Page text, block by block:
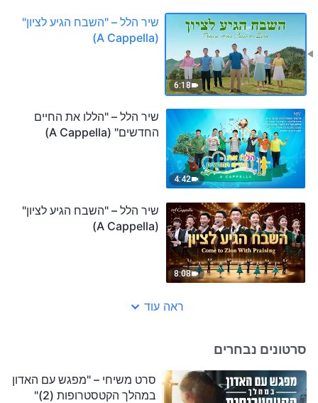
6:18
שיר הלל – "השבח הגיע לציון"
(A Cappella)
4:42
שיר הלל – "הללו את החיים
החדשים" (A Cappella)
8:08
שיר הלל – "השבח הגיע לציון"
(A Cappella)
ראה עוד
סרטונים נבחרים
סרט משיחי – "מפגש עם האדון
במהלך הקטסטרופות (2)"